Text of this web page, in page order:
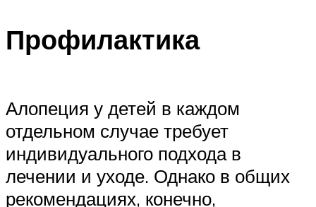
Профилактика
Алопеция у детей в каждом
отдельном случае требует
индивидуального подхода в
лечении и уходе. Однако в общих
рекомендациях, конечно,